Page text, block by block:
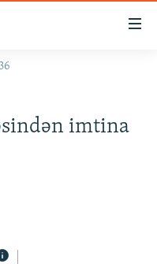
imtina